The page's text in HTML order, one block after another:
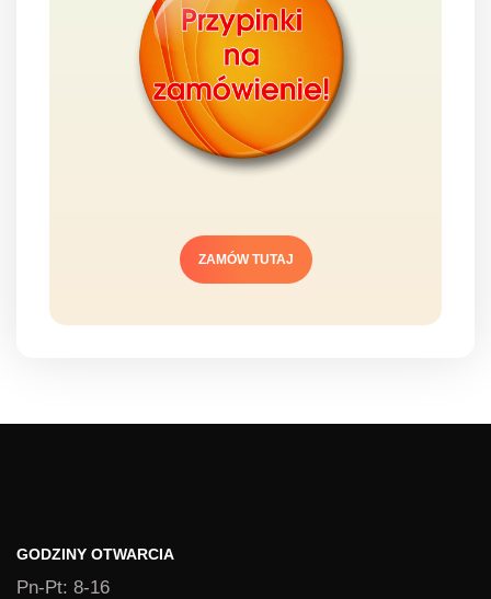
ZAMÓW TUTAJ
GODZINY OTWARCIA
Pn-Pt: 8-16